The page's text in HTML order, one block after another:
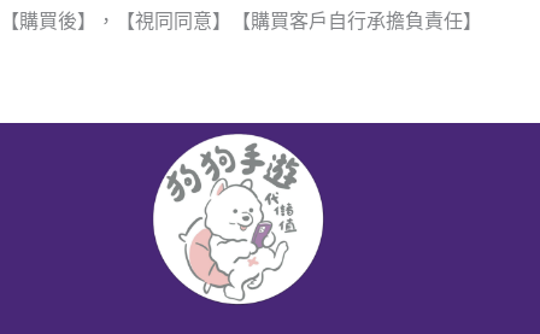
【購買後】，【視同同意】【購買客戶自行承擔負責任】